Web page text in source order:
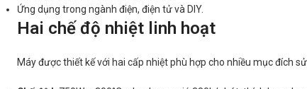
Ứng dụng trong ngành điện, điện tử và DIY.
Hai chế độ nhiệt linh hoạt
Máy được thiết kế với hai cấp nhiệt phù hợp cho nhiều mục đích